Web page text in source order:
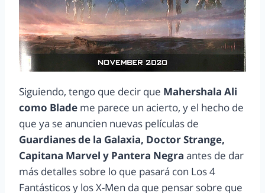
Siguiendo, tengo que decir que Mahershala Ali
como Blade me parece un acierto, y el hecho de
que ya se anuncien nuevas películas de
Guardianes de la Galaxia, Doctor Strange,
Capitana Marvel y Pantera Negra antes de dar
más detalles sobre lo que pasará con Los 4
Fantásticos y los X-Men da que pensar sobre que